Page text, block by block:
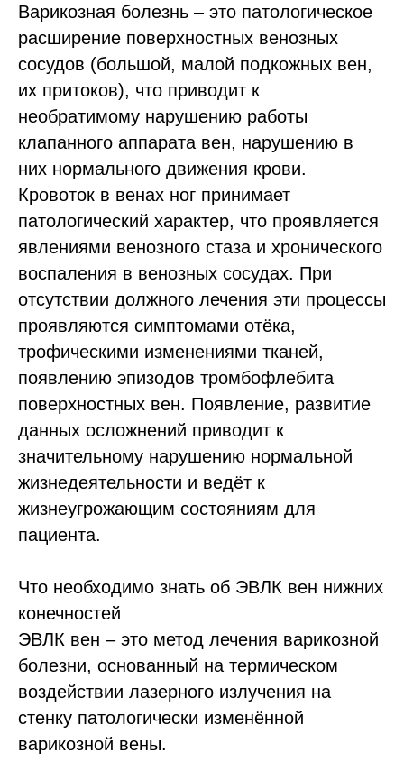
Варикозная болезнь – это патологическое
расширение поверхностных венозных
сосудов (большой, малой подкожных вен,
их притоков), что приводит к
необратимому нарушению работы
клапанного аппарата вен, нарушению в
них нормального движения крови.
Кровоток в венах ног принимает
патологический характер, что проявляется
явлениями венозного стаза и хронического
воспаления в венозных сосудах. При
отсутствии должного лечения эти процессы
проявляются симптомами отёка,
трофическими изменениями тканей,
появлению эпизодов тромбофлебита
поверхностных вен. Появление, развитие
данных осложнений приводит к
значительному нарушению нормальной
жизнедеятельности и ведёт к
жизнеугрожающим состояниям для
пациента.
Что необходимо знать об ЭВЛК вен нижних
конечностей
ЭВЛК вен – это метод лечения варикозной
болезни, основанный на термическом
воздействии лазерного излучения на
стенку патологически изменённой
варикозной вены.